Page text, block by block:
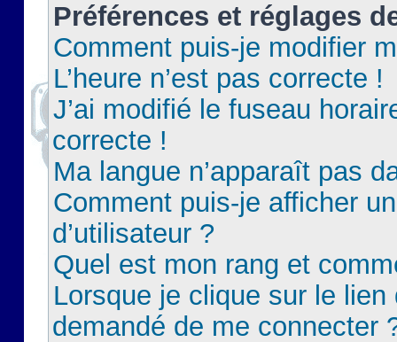
Préférences et réglages
Comment puis-je modifier
L’heure n’est pas correcte !
J’ai modifié le fuseau
correcte !
Ma langue n’apparaît pas
Comment puis-je afficher
d’utilisateur ?
Quel est mon rang et
Lorsque je clique sur le lien
demandé de me connecter